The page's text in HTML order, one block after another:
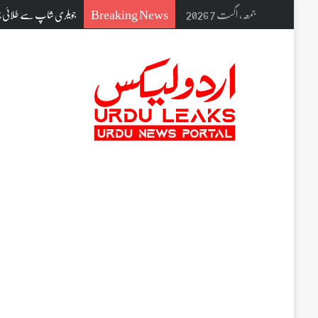
جمعہ, اگست 7 2026 Breaking News جویلری شاپ سے طلائی چین